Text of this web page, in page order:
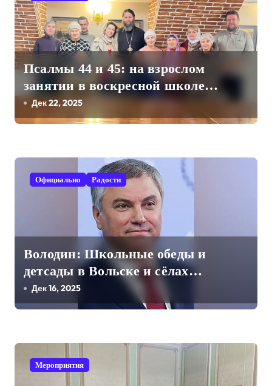
ц
и
я
п
о
я
м
Псалмы 44 и 45: на взрослом
занятии в воскресной школе
Свято-Троицкого собора
Дек 22, 2025
Официально Радости
Володин: Школьные обеды и
детсады в Вольске и сёлах
Вольского района станут
бесплатными
Дек 16, 2025
Мероприятия